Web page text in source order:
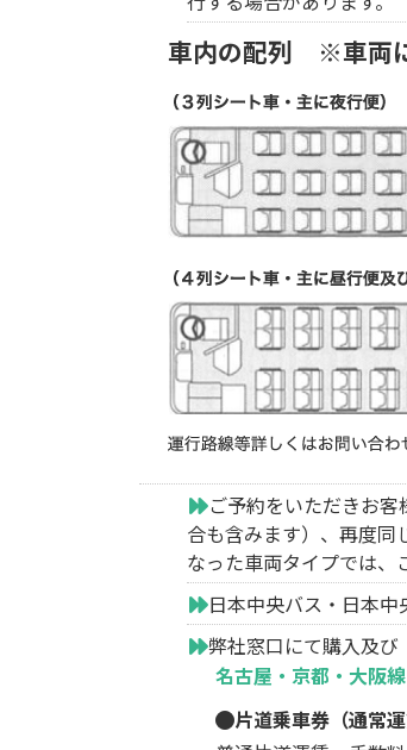
車内の配列 ※車両に
ご予約をいただきお
合も含みます）、再度同
なった車両タイプでは、
日本中央バス・日本中
弊社窓口にて購入及び
名古屋・京都・大阪
片道乗車券（通常